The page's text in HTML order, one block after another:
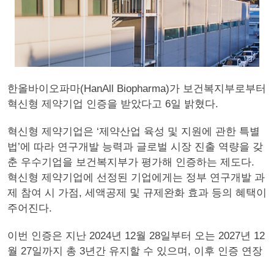
한올바이오파마(HanAll Biopharma)가 보건복지부로부터
혁신형 제약기업 인증을 받았다고 6일 밝혔다.
혁신형 제약기업은 ‘제약산업 육성 및 지원에 관한 특별
법’에 따라 연구개발 능력과 글로벌 시장 진출 역량을 갖
춘 우수기업을 보건복지부가 평가해 인증하는 제도다.
혁신형 제약기업에 선정된 기업에게는 정부 연구개발 과
제 참여 시 가점, 세액공제 및 규제완화 효과 등의 혜택이
주어진다.
이번 인증은 지난 2024년 12월 28일부터 오는 2027년 12
월 27일까지 총 3년간 유지할 수 있으며, 이후 인증 연장